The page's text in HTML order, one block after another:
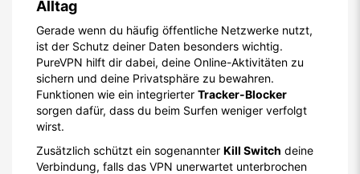
Alltag
Gerade wenn du häufig öffentliche Netzwerke nutzt,
ist der Schutz deiner Daten besonders wichtig.
PureVPN hilft dir dabei, deine Online-Aktivitäten zu
sichern und deine Privatsphäre zu bewahren.
Funktionen wie ein integrierter Tracker-Blocker
sorgen dafür, dass du beim Surfen weniger verfolgt
wirst.
Zusätzlich schützt ein sogenannter Kill Switch deine
Verbindung, falls das VPN unerwartet unterbrochen